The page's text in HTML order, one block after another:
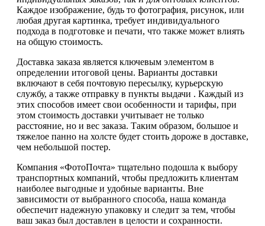
Каждое изображение, будь то фотография, рисунок, или
любая другая картинка, требует индивидуального
подхода в подготовке и печати, что также может влиять
на общую стоимость.
Доставка заказа является ключевым элементом в
определении итоговой цены. Варианты доставки
включают в себя почтовую пересылку, курьерскую
службу, а также отправку в пункты выдачи . Каждый из
этих способов имеет свои особенности и тарифы, при
этом стоимость доставки учитывает не только
расстояние, но и вес заказа. Таким образом, большое и
тяжелое панно на холсте будет стоить дороже в доставке,
чем небольшой постер.
Компания «ФотоПочта» тщательно подошла к выбору
транспортных компаний, чтобы предложить клиентам
наиболее выгодные и удобные варианты. Вне
зависимости от выбранного способа, наша команда
обеспечит надежную упаковку и следит за тем, чтобы
ваш заказ был доставлен в целости и сохранности.